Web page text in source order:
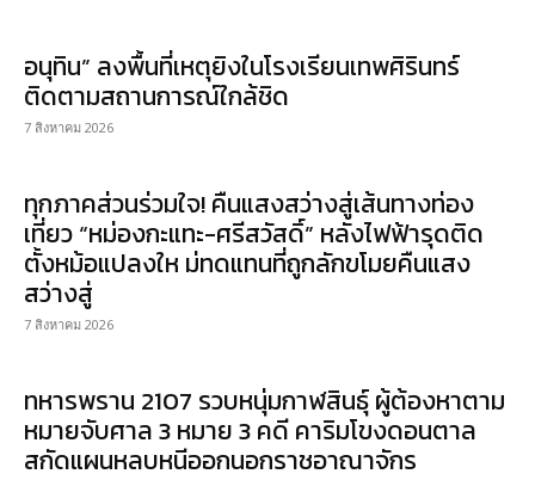
อนุทิน” ลงพื้นที่เหตุยิงในโรงเรียนเทพศิรินทร์
ติดตามสถานการณ์ใกล้ชิด
7 สิงหาคม 2026
ทุกภาคส่วนร่วมใจ! คืนแสงสว่างสู่เส้นทางท่อง
เที่ยว “หม่องกะแทะ-ศรีสวัสดิ์” หลังไฟฟ้ารุดติด
ตั้งหม้อแปลงให ม่ทดแทนที่ถูกลักขโมยคืนแสง
สว่างสู่
7 สิงหาคม 2026
ทหารพราน 2107 รวบหนุ่มกาฬสินธุ์ ผู้ต้องหาตาม
หมายจับศาล 3 หมาย 3 คดี คาริมโขงดอนตาล
สกัดแผนหลบหนีออกนอกราชอาณาจักร